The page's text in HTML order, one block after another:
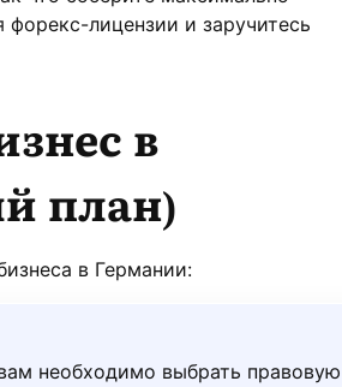
лицензии и заручитесь
в
план)
в Германии:
необходимо выбрать правовую